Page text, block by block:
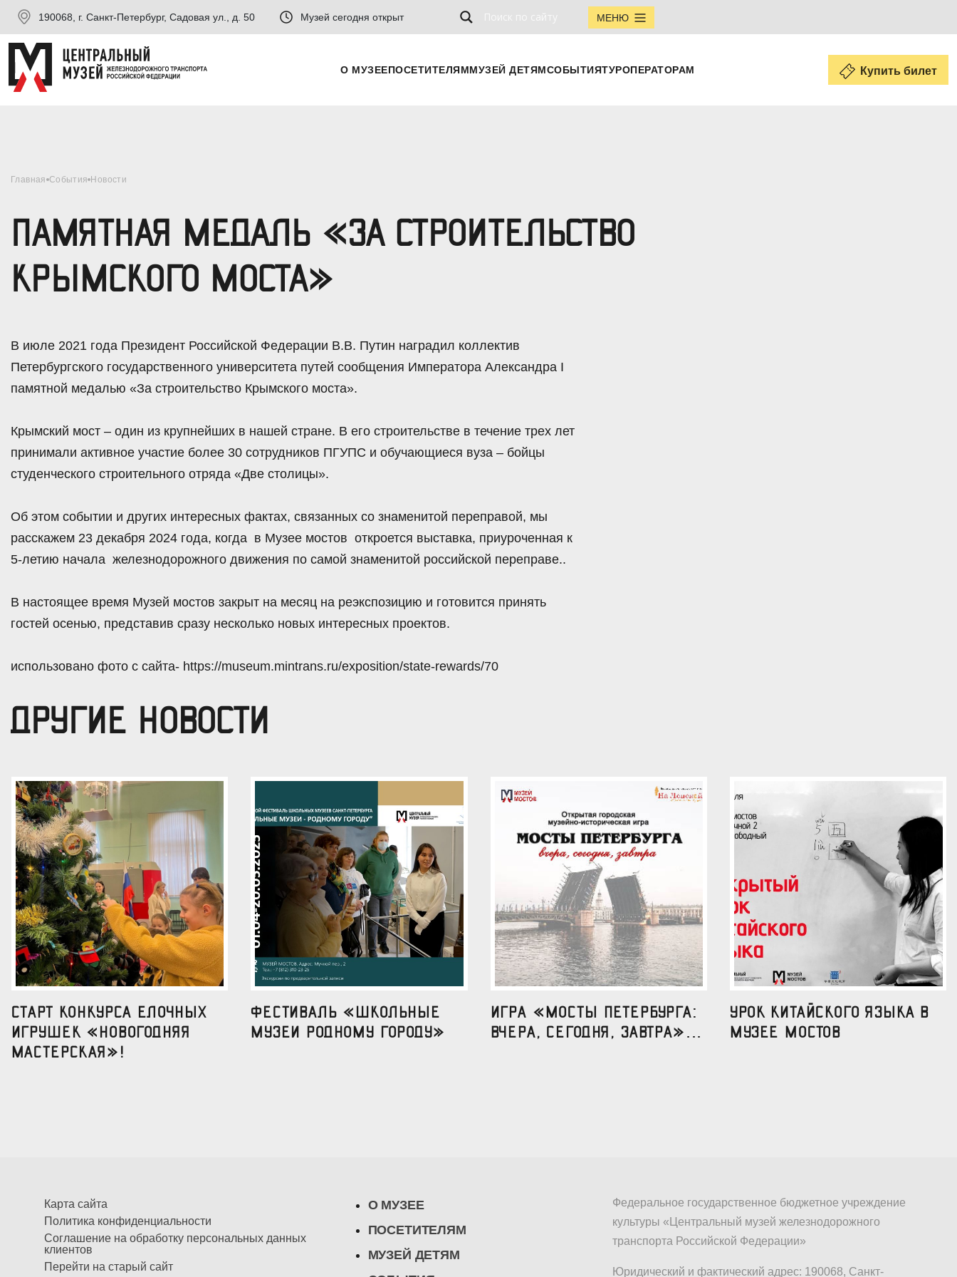
190068, г. Санкт-Петербург, Садовая ул., д. 50 Музей сегодня открыт МЕНЮ
О МУЗЕЕПОСЕТИТЕЛЯММУЗЕЙ ДЕТЯМСОБЫТИЯТУРОПЕРАТОРАМ Купить билет
Главная События Новости
ПАМЯТНАЯ МЕДАЛЬ «ЗА СТРОИТЕЛЬСТВО
КРЫМСКОГО МОСТА»
В июле 2021 года Президент Российской Федерации В.В. Путин наградил коллектив
Петербургского государственного университета путей сообщения Императора Александра I
памятной медалью «За строительство Крымского моста».
Крымский мост – один из крупнейших в нашей стране. В его строительстве в течение трех лет
принимали активное участие более 30 сотрудников ПГУПС и обучающиеся вуза – бойцы
студенческого строительного отряда «Две столицы».
Об этом событии и других интересных фактах, связанных со знаменитой переправой, мы
расскажем 23 декабря 2024 года, когда в Музее мостов откроется выставка, приуроченная к
5-летию начала железнодорожного движения по самой знаменитой российской переправе..
В настоящее время Музей мостов закрыт на месяц на реэкспозицию и готовится принять
гостей осенью, представив сразу несколько новых интересных проектов.
использовано фото с сайта- https://museum.mintrans.ru/exposition/state-rewards/70
ДРУГИЕ НОВОСТИ
Старт конкурса елочных
игрушек «Новогодняя
мастерская»!
Фестиваль «Школьные
музеи родному городу»
Игра «Мосты Петербурга:
вчера, сегодня, завтра»...
УРОК КИТАЙСКОГО ЯЗЫКА В
МУЗЕЕ МОСТОВ
Карта сайта
Политика конфиденциальности
Соглашение на обработку персональных данных
клиентов
Перейти на старый сайт
О МУЗЕЕ
ПОСЕТИТЕЛЯМ
МУЗЕЙ ДЕТЯМ
Федеральное государственное бюджетное учреждение
культуры «Центральный музей железнодорожного
транспорта Российской Федерации»
Юридический и фактический адрес: 190068, Санкт-